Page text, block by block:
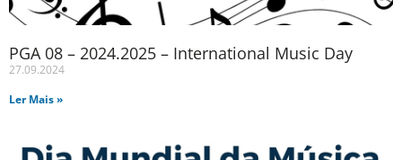
PGA 08 – 2024.2025 – International Music Day
27.09.2024
Ler Mais »